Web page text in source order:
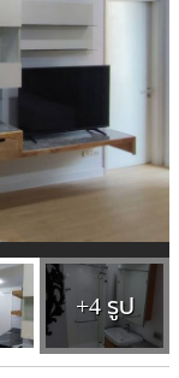
+4 รูป